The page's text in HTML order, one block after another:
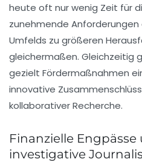
heute oft nur wenig Zeit für
zunehmende
Umfelds zu größeren
gleichermaßen. Gleichzeitig
gezielt Fördermaßnahmen
innovative
kollaborativer Recherche.
Finanzielle
investigative